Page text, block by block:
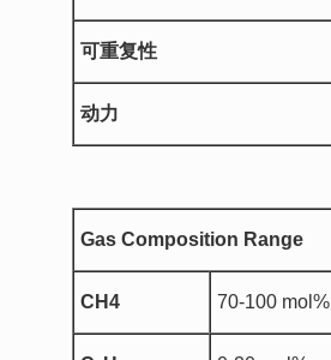
可重复性
动力
Gas Composition Range
CH4 70-100 mol%